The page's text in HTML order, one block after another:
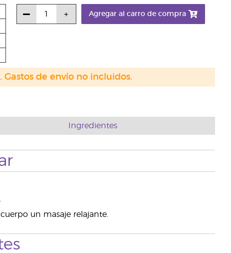
Agregar al carro de compra
Gastos de envío no incluidos.
Ingredientes
un masaje relajante.